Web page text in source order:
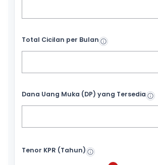
Total Cicilan per Bulan
Dana Uang Muka (DP) yang Tersedia
Tenor KPR (Tahun)